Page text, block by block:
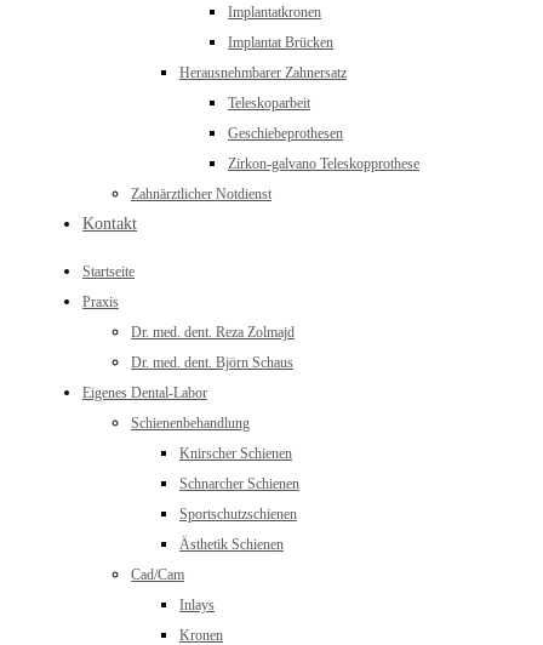
Implantatkronen
Implantat Brücken
Herausnehmbarer Zahnersatz
Teleskoparbeit
Geschiebeprothesen
Zirkon-galvano Teleskopprothese
Zahnärztlicher Notdienst
Kontakt
Startseite
Praxis
Dr. med. dent. Reza Zolmajd
Dr. med. dent. Björn Schaus
Eigenes Dental-Labor
Schienenbehandlung
Knirscher Schienen
Schnarcher Schienen
Sportschutzschienen
Ästhetik Schienen
Cad/Cam
Inlays
Kronen